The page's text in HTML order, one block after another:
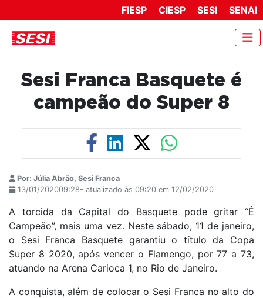
FIESP CIESP SESI SENAI
Sesi Franca Basquete é
campeão do Super 8
Por: Júlia Abrão, Sesi Franca
13/01/202009:28- atualizado às 09:20 em 12/02/2020
A torcida da Capital do Basquete pode gritar “É
Campeão”, mais uma vez. Neste sábado, 11 de janeiro,
o Sesi Franca Basquete garantiu o título da Copa
Super 8 2020, após vencer o Flamengo, por 77 a 73,
atuando na Arena Carioca 1, no Rio de Janeiro.
A conquista, além de colocar o Sesi Franca no alto do